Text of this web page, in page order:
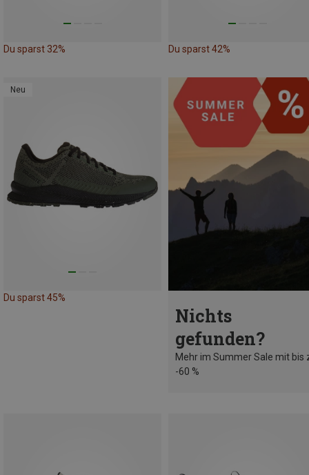
Du sparst 32% Du sparst 42%
Neu
Du sparst 45%
Nichts
gefunden?
Mehr im Summer Sale mit bis
-60 %